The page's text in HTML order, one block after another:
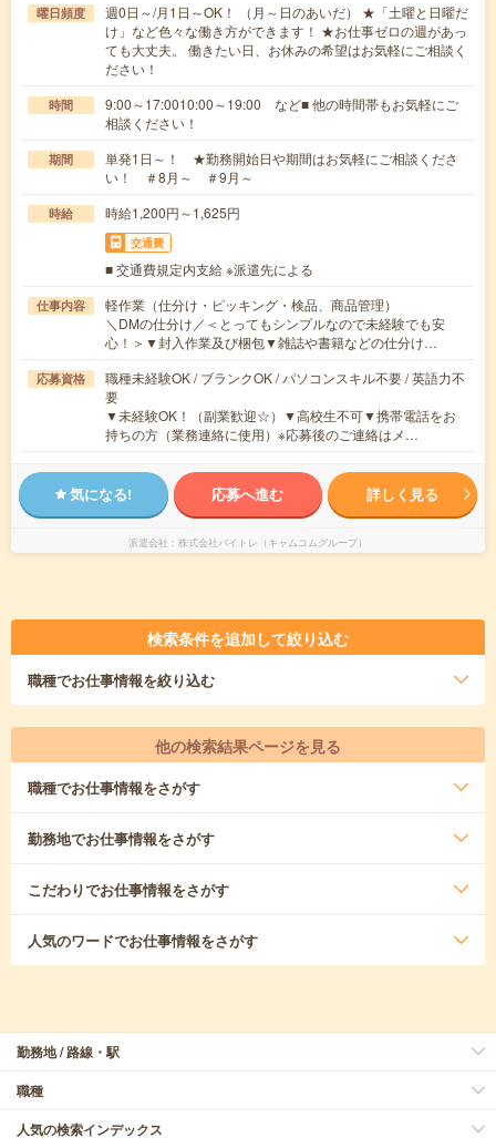
曜日頻度
週0日～/月1日～OK！ （月～日のあいだ） ★「土曜と日曜だ
け」など色々な働き方ができます！ ★お仕事ゼロの週があっ
ても大丈夫。 働きたい日、お休みの希望はお気軽にご相談く
ださい！
時間
9:00～17:0010:00～19:00 など■ 他の時間帯もお気軽にご
相談ください！
期間
単発1日～！ ★勤務開始日や期間はお気軽にご相談くださ
い！ ＃8月～ ＃9月～
時給 時給1,200円～1,625円
交通費
■ 交通費規定内支給 ※派遣先による
仕事内容
軽作業（仕分け・ピッキング・検品、商品管理）
＼DMの仕分け／＜とってもシンプルなので未経験でも安
心！＞▼封入作業及び梱包▼雑誌や書籍などの仕分け…
応募資格
職種未経験OK / ブランクOK / パソコンスキル不要 / 英語力不
要
▼未経験OK！（副業歓迎☆）▼高校生不可▼携帯電話をお
持ちの方（業務連絡に使用）※応募後のご連絡はメ…
気になる! 応募へ進む 詳しく見る
派遣会社 株式会社バイトレ（キャムコムグループ）
検索条件を追加して絞り込む
職種でお仕事情報を絞り込む
他の検索結果ページを見る
職種でお仕事情報をさがす
勤務地でお仕事情報をさがす
こだわりでお仕事情報をさがす
人気のワードでお仕事情報をさがす
勤務地 / 路線・駅
職種
人気の検索インデックス